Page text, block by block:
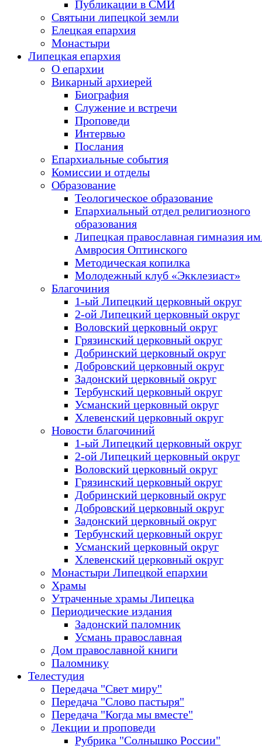
Публикации в СМИ
Святыни липецкой земли
Елецкая епархия
Монастыри
Липецкая епархия
О епархии
Викарный архиерей
Биография
Служение и встречи
Проповеди
Интервью
Послания
Епархиальные события
Комиссии и отделы
Образование
Теологическое образование
Епархиальный отдел религиозного
образования
Липецкая православная гимназия
Амвросия Оптинского
Методическая копилка
Молодежный клуб «Экклезиаст»
Благочиния
1-ый Липецкий церковный округ
2-ой Липецкий церковный округ
Воловский церковный округ
Грязинский церковный округ
Добринский церковный округ
Добровский церковный округ
Задонский церковный округ
Тербунский церковный округ
Усманский церковный округ
Хлевенский церковный округ
Новости благочиний
1-ый Липецкий церковный округ
2-ой Липецкий церковный округ
Воловский церковный округ
Грязинский церковный округ
Добринский церковный округ
Добровский церковный округ
Задонский церковный округ
Тербунский церковный округ
Усманский церковный округ
Хлевенский церковный округ
Монастыри Липецкой епархии
Храмы
Утраченные храмы Липецка
Периодические издания
Задонский паломник
Усмань православная
Дом православной книги
Паломнику
Телестудия
Передача "Свет миру"
Передача "Слово пастыря"
Передача "Когда мы вместе"
Лекции и проповеди
Рубрика "Солнышко России"